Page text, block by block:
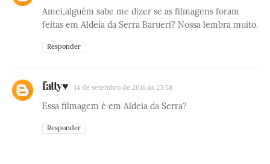
Amei,alguém sabe me dizer se as filmagens foram
feitas em Aldeia da Serra Barueri? Nossa lembra muito.
Responder
fatty♥ 14 de setembro de 2016 às 23:58
Essa filmagem é em Aldeia da Serra?
Responder